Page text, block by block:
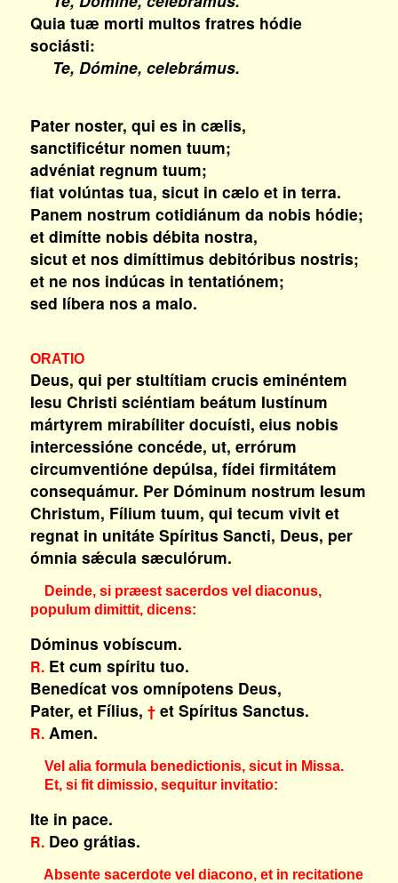
Quia tuæ morti multos fratres hódie
sociásti:
Te, Dómine, celebrámus.
Pater noster, qui es in cælis,
sanctificétur nomen tuum;
advéniat regnum tuum;
fiat volúntas tua, sicut in cælo et in terra.
Panem nostrum cotidiánum da nobis hódie;
et dimítte nobis débita nostra,
sicut et nos dimíttimus debitóribus nostris;
et ne nos indúcas in tentatiónem;
sed líbera nos a malo.
ORATIO
Deus, qui per stultítiam crucis eminéntem
Iesu Christi sciéntiam beátum Iustínum
mártyrem mirabíliter docuísti, eius nobis
intercessióne concéde, ut, errórum
circumventióne depúlsa, fídei firmitátem
consequámur. Per Dóminum nostrum Iesum
Christum, Fílium tuum, qui tecum vivit et
regnat in unitáte Spíritus Sancti, Deus, per
ómnia sǽcula sæculórum.
Deinde, si præest sacerdos vel diaconus,
populum dimittit, dicens:
Dóminus vobíscum.
R.Et cum spíritu tuo.
Benedícat vos omnípotens Deus,
Pater, et Fílius, †et Spíritus Sanctus.
R.Amen.
Vel alia formula benedictionis, sicut in Missa.
Et, si fit dimissio, sequitur invitatio:
Ite in pace.
R.Deo grátias.
Absente sacerdote vel diacono, et in recitatione